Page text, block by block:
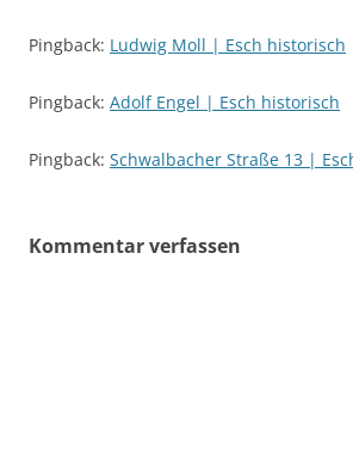
Pingback: Ludwig Moll | Esch historisch
Pingback: Adolf Engel | Esch historisch
Pingback: Schwalbacher Straße 13 |
Kommentar verfassen